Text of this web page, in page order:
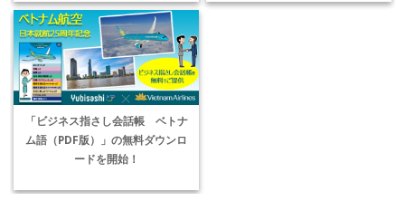
「ビジネス指さし会話帳 ベトナ
ム語（PDF版）」の無料ダウンロ
ードを開始！